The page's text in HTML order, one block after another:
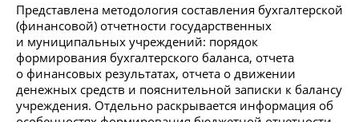
Представлена методология составления бухгалтерской
(финансовой) отчетности государственных
и муниципальных учреждений: порядок
формирования бухгалтерского баланса, отчета
о финансовых результатах, отчета о движении
денежных средств и пояснительной записки к балансу
учреждения. Отдельно раскрывается информация об